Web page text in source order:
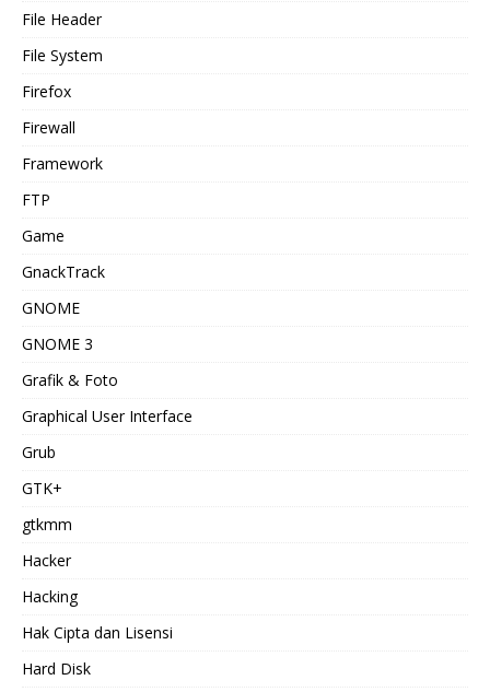
File Header
File System
Firefox
Firewall
Framework
FTP
Game
GnackTrack
GNOME
GNOME 3
Grafik & Foto
Graphical User Interface
Grub
GTK+
gtkmm
Hacker
Hacking
Hak Cipta dan Lisensi
Hard Disk